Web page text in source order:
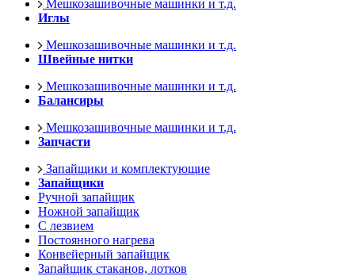
Мешкозашивочные машинки и т.д.
Иглы
Мешкозашивочные машинки и т.д.
Швейные нитки
Мешкозашивочные машинки и т.д.
Балансиры
Мешкозашивочные машинки и т.д.
Запчасти
Запайщики и комплектующие
Запайщики
Ручной запайщик
Ножной запайщик
С лезвием
Постоянного нагрева
Конвейерный запайщик
Запайщик стаканов, лотков